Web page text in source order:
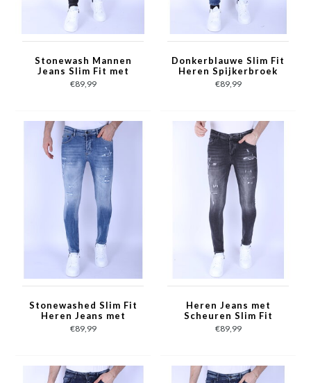
Stonewash Mannen
Jeans Slim Fit met
Scheuren - 1096 -
Grijs
€89,99
Donkerblauwe Slim Fit
Heren Spijkerbroek
-1097 - Blauw
€89,99
Stonewashed Slim Fit
Heren Jeans met
Stretch -1098 - Blauw
€89,99
Heren Jeans met
Scheuren Slim Fit
-1099 - Grijs
€89,99